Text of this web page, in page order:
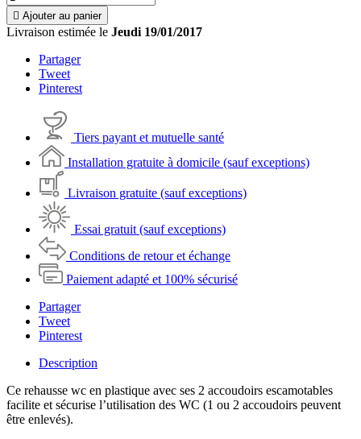
 Ajouter au panier
Livraison estimée le Jeudi 19/01/2017
Partager
Tweet
Pinterest
Tiers payant et mutuelle santé
Installation gratuite à domicile (sauf exceptions)
Livraison gratuite (sauf exceptions)
Essai gratuit (sauf exceptions)
Conditions de retour et échange
Paiement adapté et 100% sécurisé
Partager
Tweet
Pinterest
Description
Ce rehausse wc en plastique avec ses 2 accoudoirs escamotables
facilite et sécurise l’utilisation des WC (1 ou 2 accoudoirs peuvent
être enlevés).